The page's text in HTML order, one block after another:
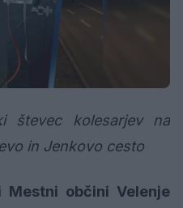
števec kolesarjev na
in Jenkovo cesto
Mestni občini Velenje